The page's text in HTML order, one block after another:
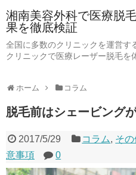
湘南美容外科で医療脱
果を徹底検証
全国に多数のクリニックを運営す
クリニックで医療レーザー脱毛を
ホーム コラム
脱毛前はシェービング
2017/5/29 コラム, そ
意事項
0